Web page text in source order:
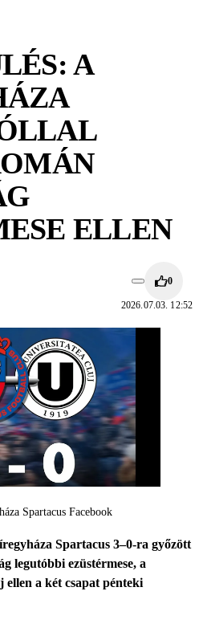
A
ELLEN
0
2026.07.03. 12:52
Spartacus Facebook
Spartacus 3–0-ra győzött
legutóbbi ezüstérmese, a
a két csapat pénteki